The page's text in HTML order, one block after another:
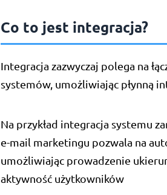
Co to jest integracja?
Integracja zazwyczaj polega na
systemów, umożliwiając płynną
Na przykład integracja systemu
e-mail marketingu pozwala na
umożliwiając prowadzenie
aktywność użytkowników